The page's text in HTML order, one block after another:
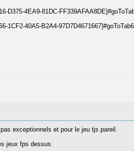
D375-4EA9-81DC-
1CF2-40A5-B2A4-97D7D4671667}#goToTab6
exceptionnels et pour le jeu tjs pareil.
jeux fps dessus.